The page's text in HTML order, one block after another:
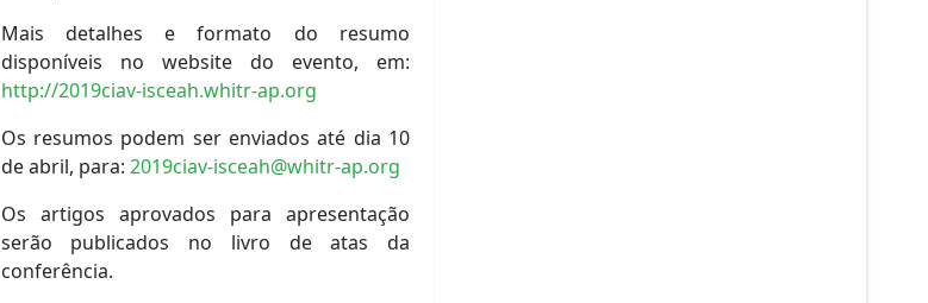
Mais detalhes e formato do resumo
disponíveis no website do evento, em:
http://2019ciav-isceah.whitr-ap.org
Os resumos podem ser enviados até dia 10
de abril, para: 2019ciav-isceah@whitr-ap.org
Os artigos aprovados para apresentação
serão publicados no livro de atas da
conferência.